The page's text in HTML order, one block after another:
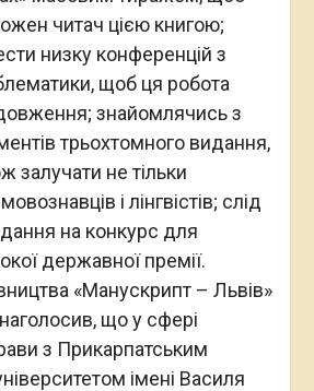
читач цією книгою;
низку конференцій з
щоб ця робота
знайомлячись з
трьохтомного видання,
залучати не тільки
і лінгвістів; слід
на конкурс для
державної премії.
«Манускрипт – Львів»
що у сфері
з Прикарпатським
імені Василя